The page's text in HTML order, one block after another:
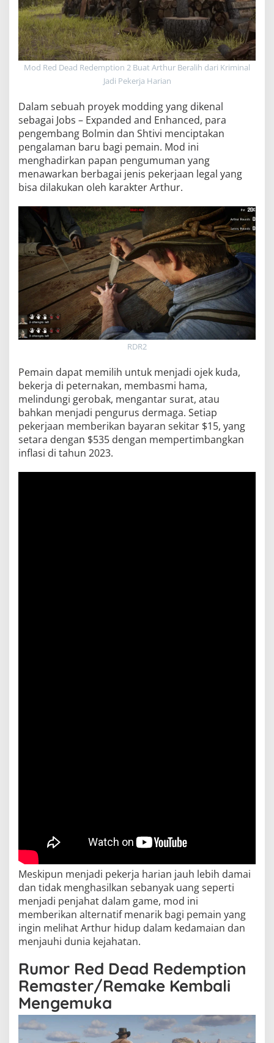
Mod Red Dead Redemption 2 Buat Arthur Beralih dari Kriminal
Jadi Pekerja Harian
Dalam sebuah proyek modding yang dikenal
sebagai Jobs – Expanded and Enhanced, para
pengembang Bolmin dan Shtivi menciptakan
pengalaman baru bagi pemain. Mod ini
menghadirkan papan pengumuman yang
menawarkan berbagai jenis pekerjaan legal yang
bisa dilakukan oleh karakter Arthur.
RDR2
Pemain dapat memilih untuk menjadi ojek kuda,
bekerja di peternakan, membasmi hama,
melindungi gerobak, mengantar surat, atau
bahkan menjadi pengurus dermaga. Setiap
pekerjaan memberikan bayaran sekitar $15, yang
setara dengan $535 dengan mempertimbangkan
inflasi di tahun 2023.
Meskipun menjadi pekerja harian jauh lebih damai
dan tidak menghasilkan sebanyak uang seperti
menjadi penjahat dalam game, mod ini
memberikan alternatif menarik bagi pemain yang
ingin melihat Arthur hidup dalam kedamaian dan
menjauhi dunia kejahatan.
Rumor Red Dead Redemption
Remaster/Remake Kembali
Mengemuka